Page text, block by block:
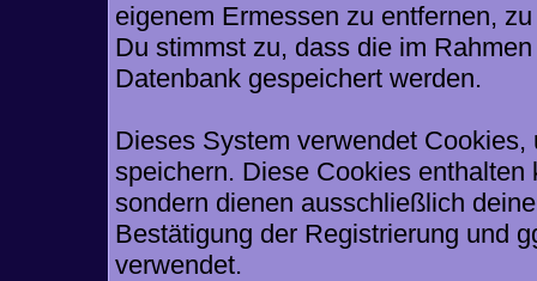
eigenem Ermessen zu entfernen,
Du stimmst zu, dass die im
Datenbank gespeichert werden.
Dieses System verwendet
speichern. Diese Cookies
sondern dienen ausschließlich
Bestätigung der Registrierung und
verwendet.